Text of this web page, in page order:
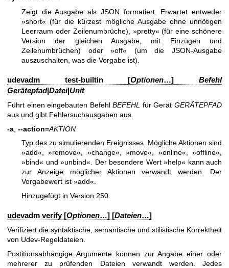
Zeigt die Ausgabe als JSON formatiert. Erwartet entweder
»short« (für die kürzest mögliche Ausgabe ohne unnötigen
Leerraum oder Zeilenumbrüche), »pretty« (für eine schönere
Version der gleichen Ausgabe, mit Einzügen und
Zeilenumbrüchen) oder »off« (um die JSON-Ausgabe
auszuschalten, was die Vorgabe ist).
udevadm test-builtin [Optionen…]Befehl
Gerätepfad|Datei|Unit
Führt einen eingebauten BefehlBEFEHL für GerätGERÄTEPFAD
aus und gibt Fehlersuchausgaben aus.
-a --action=AKTION
Typ des zu simulierenden Ereignisses. Mögliche Aktionen sind
»add«, »remove«, »change«, »move«, »online«, »offline«,
»bind« und »unbind«. Der besondere Wert »help« kann auch
zur Anzeige möglicher Aktionen verwandt werden. Der
Vorgabewert ist »add«.
Hinzugefügt in Version 250.
udevadm verify [Optionen…] [Dateien…]
Verifiziert die syntaktische, semantische und stilistische Korrektheit
von Udev-Regeldateien.
Postitionsabhängige Argumente können zur Angabe einer oder
mehrerer zu prüfenden Dateien verwandt werden. Jedes